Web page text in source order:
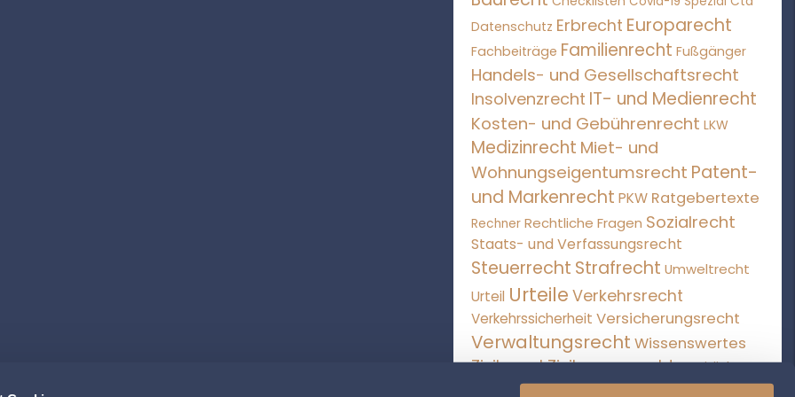
Datenschutz Erbrecht Europarecht
Fachbeiträge Familienrecht Fußgänger
Handels- und Gesellschaftsrecht
Insolvenzrecht IT- und Medienrecht
Kosten- und Gebührenrecht LKW
Medizinrecht Miet- und
Wohnungseigentumsrecht Patent-
und Markenrecht PKW Ratgebertexte
Rechner Rechtliche Fragen Sozialrecht
Staats- und Verfassungsrecht
Steuerrecht Strafrecht Umweltrecht
Urteil Urteile Verkehrsrecht
Verkehrssicherheit Versicherungsrecht
Verwaltungsrecht Wissenswertes
Zivil- und Zivilprozessrecht Zweiräder